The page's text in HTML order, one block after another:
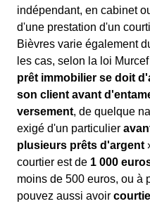
indépendant, en cabinet
d'une prestation d'un
Bièvres varie également
les cas, selon la loi
prêt immobilier se doit
son client avant
versement, de quelque
exigé d'un particulier
plusieurs prêts d'argent
courtier est de 1 000
moins de 500 euros, ou à
pouvez aussi avoir